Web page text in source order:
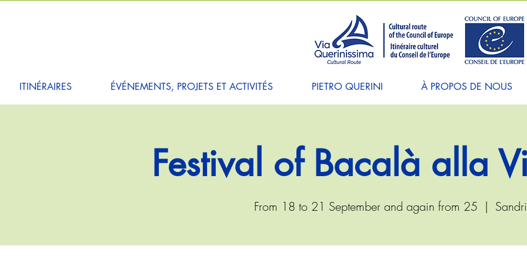
ITINÉRAIRES ÉVÉNEMENTS, PROJETS ET ACTIVITÉS PIETRO QUERINI À PROPOS DE NOUS
Festival of Bacalà alla
From 18 to 21 September and again from 25
  |